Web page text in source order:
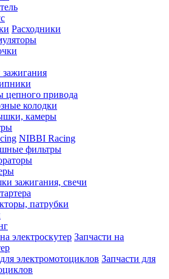
Расходники
цепного привода
колодки
камеры
NIBBI Racing
фильтры
зажигания, свечи
патрубки
Запчасти на
Запчасти для